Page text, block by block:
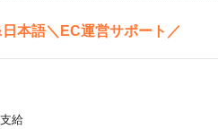
本語＼EC運営サポート／
給